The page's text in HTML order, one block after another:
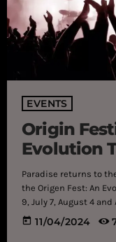
EVENTS
Origin
Evolution
Paradise returns to
the Origen Fest: An
9, July 7, August 4
reconnect with
edition of Origen Fest
today 11/04/2024